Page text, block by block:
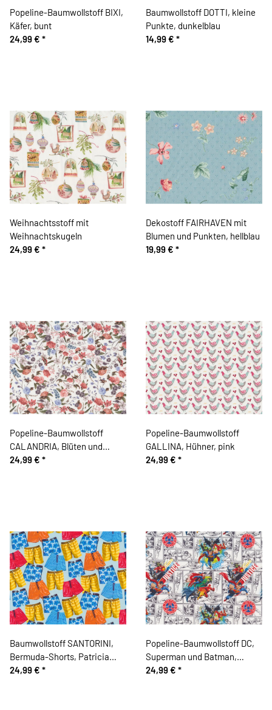
Popeline-Baumwollstoff BIXI,
Käfer, bunt
24,99 € *
Baumwollstoff DOTTI, kleine
Punkte, dunkelblau
14,99 € *
Weihnachtsstoff mit
Weihnachtskugeln
24,99 € *
Dekostoff FAIRHAVEN mit
Blumen und Punkten, hellblau
19,99 € *
Popeline-Baumwollstoff
CALANDRIA, Blüten und
Vögel, rosé
24,99 € *
Popeline-Baumwollstoff
GALLINA, Hühner, pink
24,99 € *
Baumwollstoff SANTORINI,
Bermuda-Shorts, Patricia
Meyer
24,99 € *
Popeline-Baumwollstoff DC,
Superman und Batman,
Comicfigur
24,99 € *